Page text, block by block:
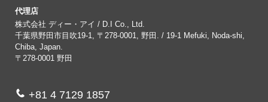
代理店
株式会社 ディー・アイ / D.I Co., Ltd.
千葉県野田市目吹19-1, 〒278-0001, 野田. / 19-1 Mefuki, Noda-shi,
Chiba, Japan.
〒278-0001 野田
+81 4 7129 1857